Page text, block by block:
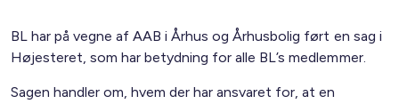
BL har på vegne af AAB i Århus og Århusbolig ført en sag i
Højesteret, som har betydning for alle BL’s medlemmer.
Sagen handler om, hvem der har ansvaret for, at en